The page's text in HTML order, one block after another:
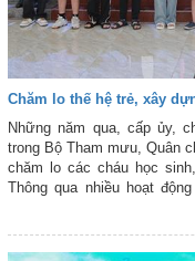
Chăm lo thế hệ trẻ, xây
Những năm qua, cấp ủy,
trong Bộ Tham mưu, Quân
chăm lo các cháu học
Thông qua nhiều hoạt
khuyến tài đã góp phần
học tập, rèn luyện, trở